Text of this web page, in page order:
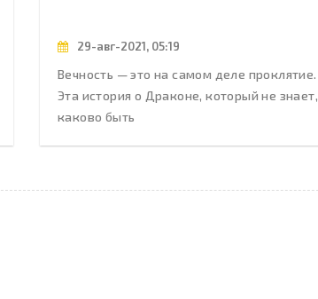
29-авг-2021, 05:19
Вечность — это на самом деле проклятие.
Эта история о Драконе, который не знает,
каково быть